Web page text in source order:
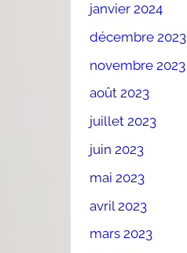
janvier 2024
décembre 2023
novembre 2023
août 2023
juillet 2023
juin 2023
mai 2023
avril 2023
mars 2023